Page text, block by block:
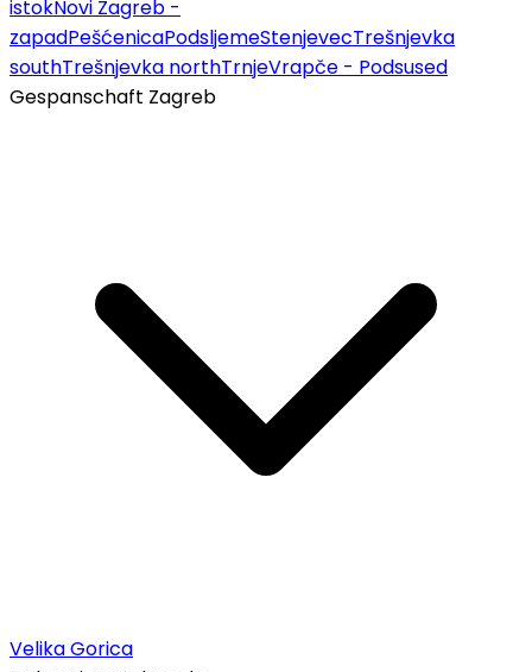
istokNovi Zagreb -
zapadPešćenicaPodsljemeStenjevecTrešnjevka
southTrešnjevka northTrnjeVrapče - Podsused
Gespanschaft Zagreb
Velika Gorica